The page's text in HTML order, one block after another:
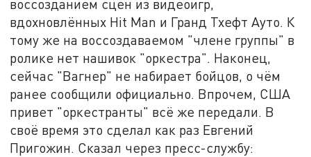
воссозданием сцен из видеоигр,
вдохновлённых Hit Man и Гранд Тхефт Ауто. К
тому же на воссоздаваемом "члене группы" в
ролике нет нашивок "оркестра". Наконец,
сейчас "Вагнер" не набирает бойцов, о чём
ранее сообщили официально. Впрочем, США
привет "оркестранты" всё же передали. В
своё время это сделал как раз Евгений
Пригожин. Сказал через пресс-службу: